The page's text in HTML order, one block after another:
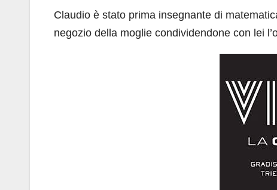
Claudio è stato prima insegnante di
negozio della moglie condividendone con lei